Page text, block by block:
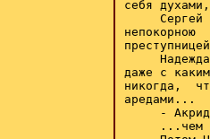
себя
Сергей
непокорною
даже с
никогда,
аредами...
-
...чем